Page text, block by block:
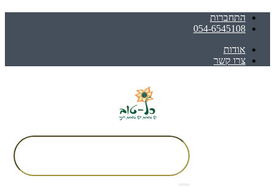
התחברות
054-6545108
אודות
צרו קשר